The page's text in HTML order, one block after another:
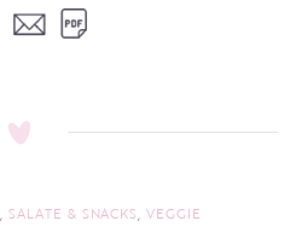
,SALATE & SNACKS,VEGGIE